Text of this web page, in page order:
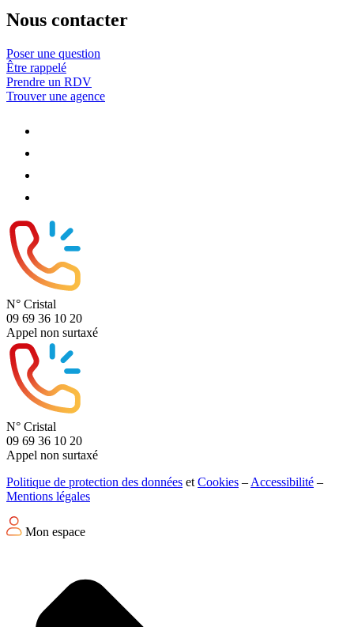
Nous contacter
Poser une question
Être rappelé
Prendre un RDV
Trouver une agence
N° Cristal
09 69 36 10 20
Appel non surtaxé
N° Cristal
09 69 36 10 20
Appel non surtaxé
Politique de protection des données et Cookies – Accessibilité –
Mentions légales
Mon espace